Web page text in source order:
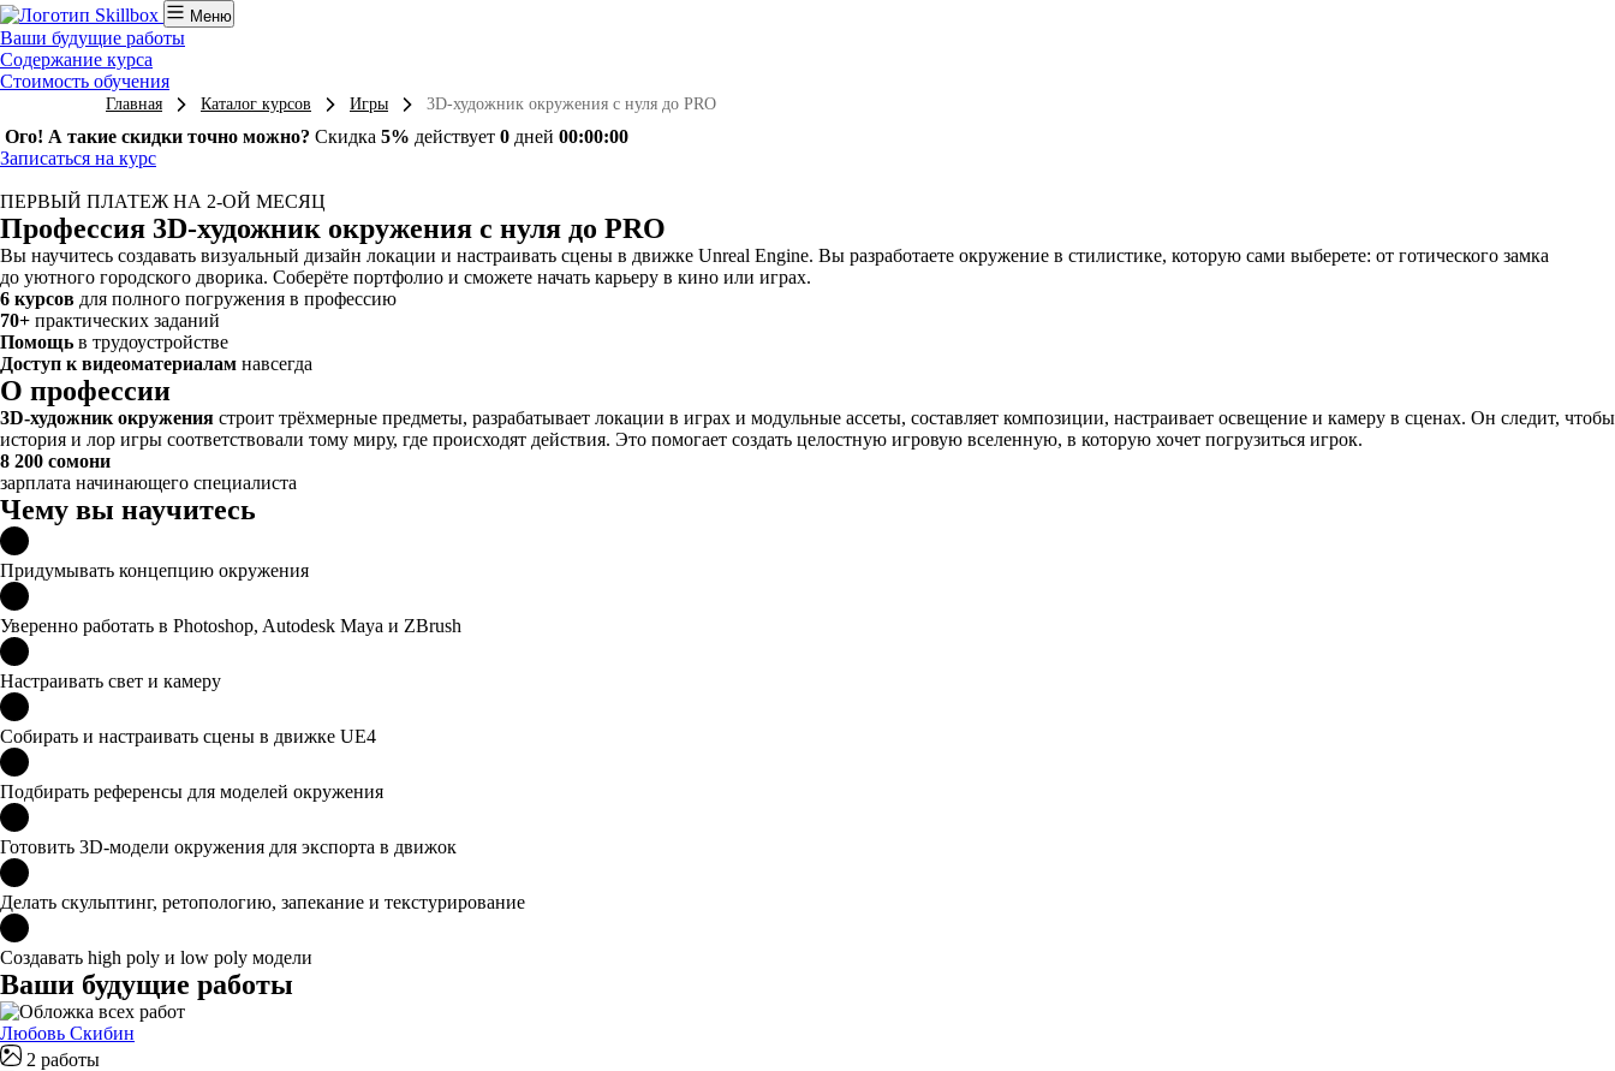
Меню
Ваши будущие работы
Содержание курса
Стоимость обучения
Главная Каталог курсов Игры 3D-художник окружения с нуля до PRO
Ого! А такие скидки точно можно? Скидка 5% действует 0 дней 00:00:00
Записаться на курс
ПЕРВЫЙ ПЛАТЕЖ НА 2-ОЙ МЕСЯЦ
Профессия 3D-художник окружения с нуля до PRO
Вы научитесь создавать визуальный дизайн локации и настраивать сцены в движке Unreal Engine. Вы разработаете окружение в стилистике, которую сами выберете: от готического замка
до уютного городского дворика. Соберёте портфолио и сможете начать карьеру в кино или играх.
6 курсов для полного погружения в профессию
70+ практических заданий
Помощь в трудоустройстве
Доступ к видеоматериалам навсегда
О профессии
3D-художник окружения строит трёхмерные предметы, разрабатывает локации в играх и модульные ассеты, составляет композиции, настраивает освещение и камеру в сценах. Он следит, чтобы
история и лор игры соответствовали тому миру, где происходят действия. Это помогает создать целостную игровую вселенную, в которую хочет погрузиться игрок.
8 200 сомони
зарплата начинающего специалиста
Чему вы научитесь
Придумывать концепцию окружения
Уверенно работать в Photoshop, Autodesk Maya и ZBrush
Настраивать свет и камеру
Собирать и настраивать сцены в движке UE4
Подбирать референсы для моделей окружения
Готовить 3D-модели окружения для экспорта в движок
Делать скульптинг, ретопологию, запекание и текстурирование
Создавать high poly и low poly модели
Ваши будущие работы
Любовь Скибин
2 работы